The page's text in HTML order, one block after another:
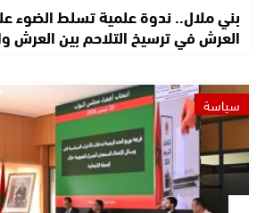
بني ملال.. ندوة علمية تسلط الضوء
العرش في ترسيخ التلاحم بين
سياسة